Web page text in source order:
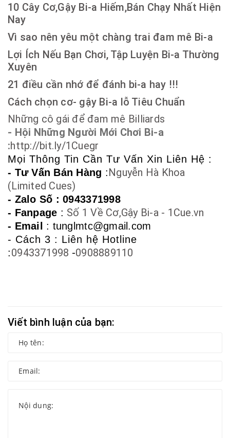
10 Cây Cơ,Gậy Bi-a Hiếm,Bán Chạy Nhất Hiện
Nay
Vì sao nên yêu một chàng trai đam mê Bi-a
Lợi Ích Nếu Bạn Chơi, Tập Luyện Bi-a Thường
Xuyên
21 điều cần nhớ để đánh bi-a hay !!!
Cách chọn cơ- gậy Bi-a lỗ Tiêu Chuẩn
Những cô gái để đam mê Billiards
- Hội Những Người Mới Chơi Bi-a
:http://bit.ly/1Cuegr
Mọi Thông Tin Cần Tư Vấn Xin Liên Hệ :
- Tư Vấn Bán Hàng :Nguyễn Hà Khoa
(Limited Cues)
- Zalo Số :0943371998
- Fanpage : Số 1 Về Cơ,Gậy Bi-a - 1Cue.vn
- Email
: tunglmtc@gmail.com
- Cách 3 : Liên hệ Hotline
:0943371998 -0908889110
Viết bình luận của bạn: